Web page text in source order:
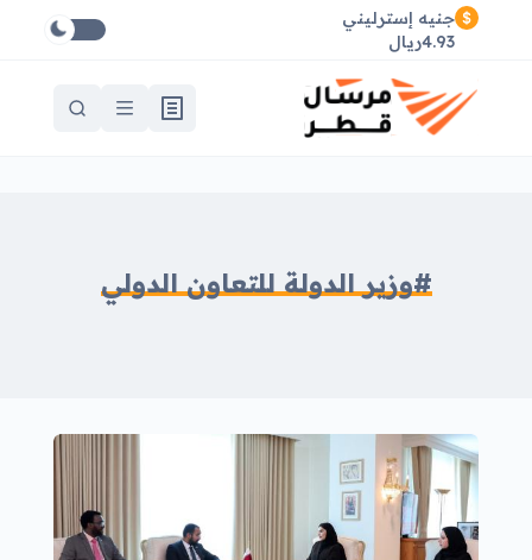
جنيه إسترليني
4.93ريال
#وزير الدولة للتعاون الدولي